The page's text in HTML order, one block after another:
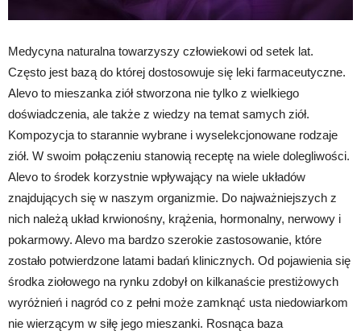
Medycyna naturalna towarzyszy człowiekowi od setek lat.
Często jest bazą do której dostosowuje się leki farmaceutyczne.
Alevo to mieszanka ziół stworzona nie tylko z wielkiego
doświadczenia, ale także z wiedzy na temat samych ziół.
Kompozycja to starannie wybrane i wyselekcjonowane rodzaje
ziół. W swoim połączeniu stanowią receptę na wiele dolegliwości.
Alevo to środek korzystnie wpływający na wiele układów
znajdujących się w naszym organizmie. Do najważniejszych z
nich należą układ krwionośny, krążenia, hormonalny, nerwowy i
pokarmowy. Alevo ma bardzo szerokie zastosowanie, które
zostało potwierdzone latami badań klinicznych. Od pojawienia się
środka ziołowego na rynku zdobył on kilkanaście prestiżowych
wyróżnień i nagród co z pełni może zamknąć usta niedowiarkom
nie wierzącym w siłę jego mieszanki. Rosnąca baza